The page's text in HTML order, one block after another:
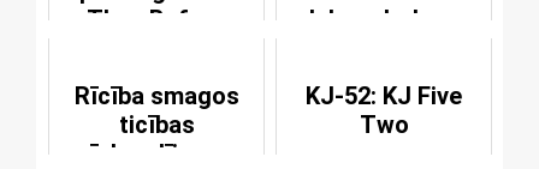
Than Before
labos darbus,
Rīcība smagos
ticības
pārbaudījumos
KJ-52: KJ Five
Two